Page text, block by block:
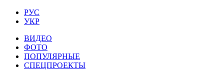
РУС
УКР
ВИДЕО
ФОТО
ПОПУЛЯРНЫЕ
СПЕЦПРОЕКТЫ